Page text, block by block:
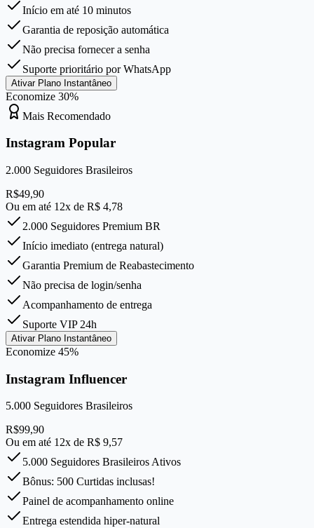
Início em até 10 minutos
Garantia de reposição automática
Não precisa fornecer a senha
Suporte prioritário por WhatsApp
Ativar Plano Instantâneo
Economize 30%
Mais Recomendado
Instagram Popular
2.000 Seguidores Brasileiros
R$49,90
Ou em até 12x de R$ 4,78
2.000 Seguidores Premium BR
Início imediato (entrega natural)
Garantia Premium de Reabastecimento
Não precisa de login/senha
Acompanhamento de entrega
Suporte VIP 24h
Ativar Plano Instantâneo
Economize 45%
Instagram Influencer
5.000 Seguidores Brasileiros
R$99,90
Ou em até 12x de R$ 9,57
5.000 Seguidores Brasileiros Ativos
Bônus: 500 Curtidas inclusas!
Painel de acompanhamento online
Entrega estendida hiper-natural